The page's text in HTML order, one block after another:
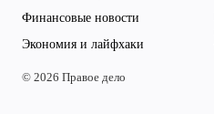
Финансовые новости
Экономия и лайфхаки
© 2026 Правое дело